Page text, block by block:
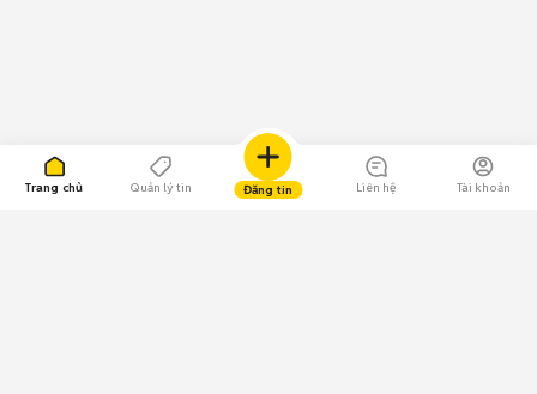
Trang chủ Quản lý tin Đăng tin Liên hệ Tài khoản